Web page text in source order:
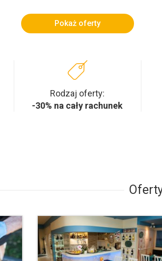
Pokaż oferty
Rodzaj oferty:
-30% na cały rachunek